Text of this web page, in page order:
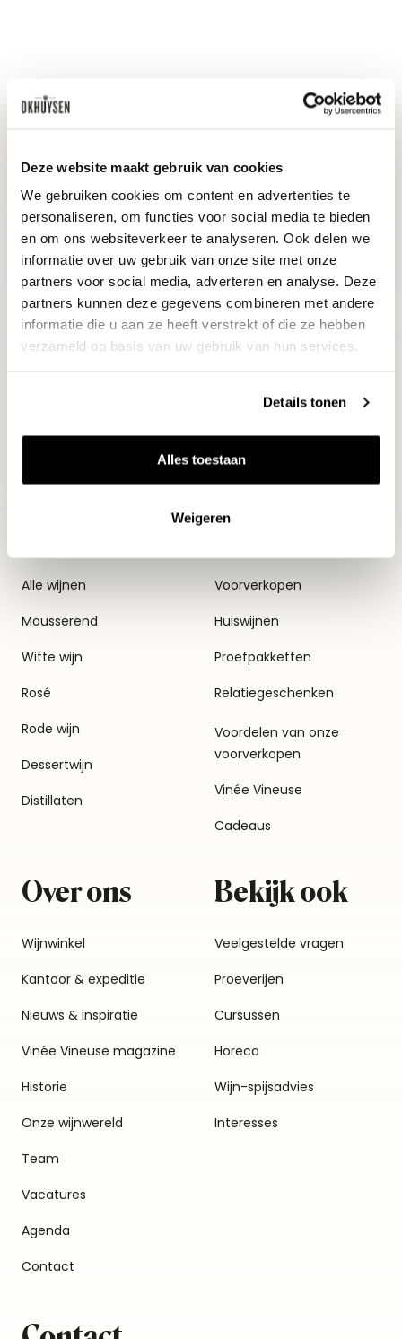
Deze website maakt gebruik van cookies
We gebruiken cookies om content en advertenties te
personaliseren, om functies voor social media te bieden
en om ons websiteverkeer te analyseren. Ook delen we
informatie over uw gebruik van onze site met onze
partners voor social media, adverteren en analyse. Deze
partners kunnen deze gegevens combineren met andere
informatie die u aan ze heeft verstrekt of die ze hebben
verzameld op basis van uw gebruik van hun services.
Details tonen
Alles toestaan
Weigeren
Blijf op de hoogte
Ontvang het laatste wijnnieuws, proeverijen en
evenementen
E-mailadres
Aanmelden
Alle wijnen
Mousserend
Witte wijn
Rosé
Rode wijn
Dessertwijn
Distillaten
Thema's
Voorverkopen
Huiswijnen
Proefpakketten
Relatiegeschenken
Voordelen van onze
voorverkopen
Vinée Vineuse
Cadeaus
Over ons
Wijnwinkel
Kantoor & expeditie
Nieuws & inspiratie
Vinée Vineuse magazine
Historie
Onze wijnwereld
Team
Vacatures
Agenda
Contact
Bekijk ook
Veelgestelde vragen
Proeverijen
Cursussen
Horeca
Wijn-spijsadvies
Interesses